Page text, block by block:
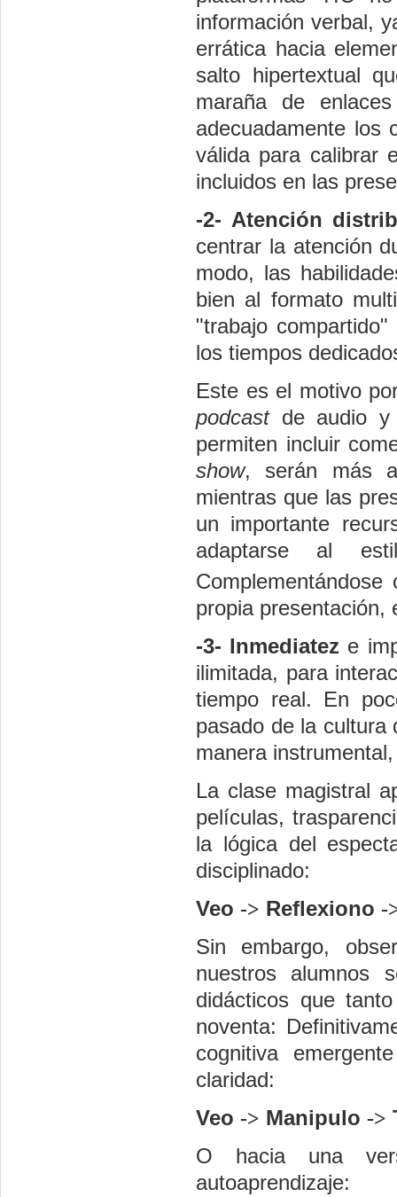
información verbal,
errática hacia
salto hipertextual
maraña de
adecuadamente los
válida para calibrar
incluidos en las
-2- Atención
centrar la atención
modo, las
bien al formato
"trabajo compartido"
los tiempos
Este es el motivo
podcastde audio y
permiten incluir
show, serán más
mientras que las
un importante
adaptarse al
propia presentación,
-3- Inmediatez e
ilimitada, para
tiempo real. En
pasado de la cultura
manera
La clase magistral
películas,
la lógica del
disciplinado:
Veo -> Reflexiono -
Sin embargo,
nuestros alumnos
didácticos que
noventa:
cognitiva
claridad:
Veo -> Manipulo ->
O hacia una
autoaprendizaje: